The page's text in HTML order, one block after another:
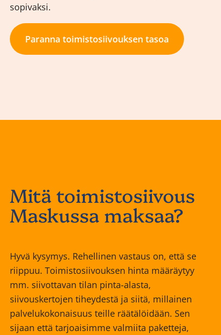
sopivaksi.
Paranna toimistosiivouksen tasoa
Mitä toimistosiivous
Maskussa maksaa?
Hyvä kysymys. Rehellinen vastaus on, että se
riippuu. Toimistosiivouksen hinta määräytyy
mm. siivottavan tilan pinta-alasta,
siivouskertojen tiheydestä ja siitä, millainen
palvelukokonaisuus teille räätälöidään. Sen
sijaan että tarjoaisimme valmiita paketteja,